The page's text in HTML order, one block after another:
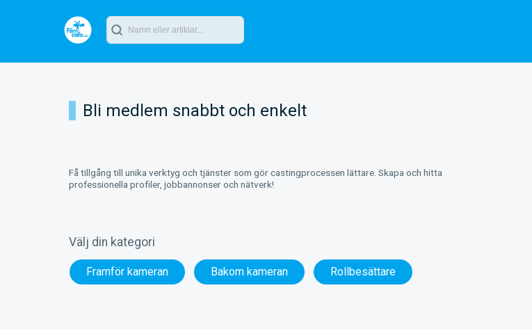
Bli medlem snabbt och enkelt
Få tillgång till unika verktyg och tjänster som gör castingprocessen lättare. Skapa och hitta
professionella profiler, jobbannonser och nätverk!
Välj din kategori
Framför kameran Bakom kameran Rollbesättare